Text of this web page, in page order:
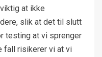
at ikke
slik at det til slutt
testing at vi sprenger
fall risikerer vi at vi